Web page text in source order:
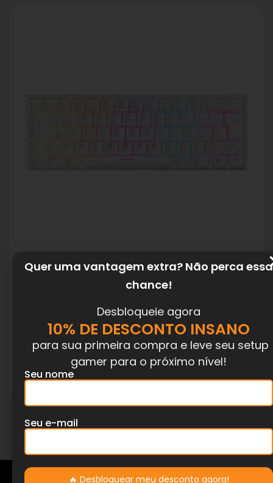
Teclado Mecânico Rayder Red Switch
RGB 60% Branco Ozzix
247,90 R$149,90
5.0 ( 2
Adicionar ao carrinho
Quer uma vantagem extra? Não perca essa
chance!
Desbloqueie agora
10% DE DESCONTO INSANO
para sua primeira compra e leve seu setup
gamer para o próximo nível!
Seu nome
Seu e-mail